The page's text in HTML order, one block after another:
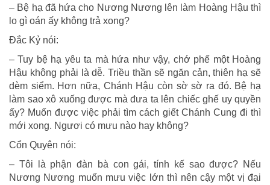
– Bệ hạ đã hứa cho Nương Nương lên làm Hoàng Hậu thì
lo gì oán ấy không trả xong?
Ðắc Kỷ nói:
– Tuy bệ hạ yêu ta mà hứa như vậy, chớ phế một Hoàng
Hậu không phải là dễ. Triều thần sẽ ngăn cản, thiên hạ sẽ
dèm siểm. Hơn nữa, Chánh Hậu còn sờ sờ ra đó. Bệ hạ
làm sao xô xuống được mà đưa ta lên chiếc ghế uy quyền
ấy? Muốn được việc phải tìm cách giết Chánh Cung đi thì
mới xong. Ngươi có mưu nào hay không?
Cổn Quyên nói:
– Tôi là phận đàn bà con gái, tính kế sao được? Nếu
Nương Nương muốn mưu việc lớn thì nên cậy một vị đại